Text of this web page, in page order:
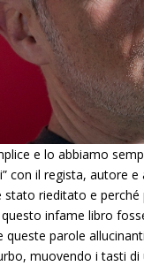
e lo abbiamo
con il regista, autore
stato rieditato e
infame libro
queste parole
muovendo i tasti